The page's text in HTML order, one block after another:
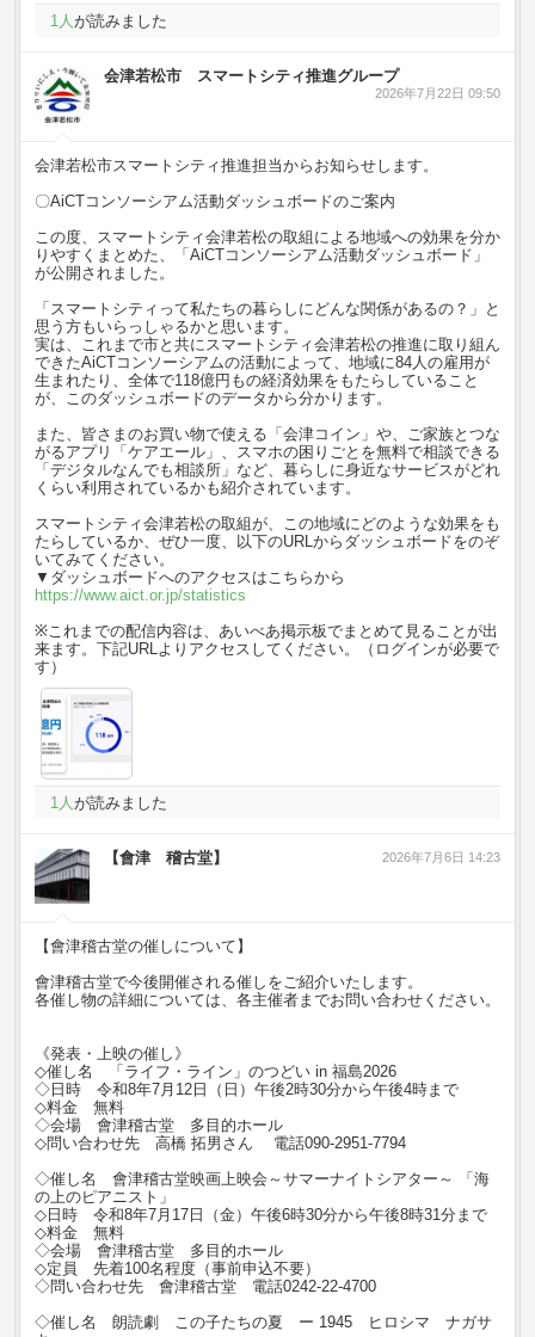
1人が読みました
会津若松市 スマートシティ推進グループ
2026年7月22日 09:50
会津若松市スマートシティ推進担当からお知らせします。
〇AiCTコンソーシアム活動ダッシュボードのご案内
この度、スマートシティ会津若松の取組による地域への効果を分か
りやすくまとめた、「AiCTコンソーシアム活動ダッシュボード」
が公開されました。
「スマートシティって私たちの暮らしにどんな関係があるの？」と
思う方もいらっしゃるかと思います。
実は、これまで市と共にスマートシティ会津若松の推進に取り組ん
できたAiCTコンソーシアムの活動によって、地域に84人の雇用が
生まれたり、全体で118億円もの経済効果をもたらしていること
が、このダッシュボードのデータから分かります。
また、皆さまのお買い物で使える「会津コイン」や、ご家族とつな
がるアプリ「ケアエール」、スマホの困りごとを無料で相談できる
「デジタルなんでも相談所」など、暮らしに身近なサービスがどれ
くらい利用されているかも紹介されています。
スマートシティ会津若松の取組が、この地域にどのような効果をも
たらしているか、ぜひ一度、以下のURLからダッシュボードをのぞ
いてみてください。
▼ダッシュボードへのアクセスはこちらから
https://www.aict.or.jp/statistics
※これまでの配信内容は、あいべあ掲示板でまとめて見ることが出
来ます。下記URLよりアクセスしてください。（ログインが必要で
す）
1 人 が読みました
【會津 稽古堂】 2026年7月6日 14:23
【會津稽古堂の催しについて】
會津稽古堂で今後開催される催しをご紹介いたします。
各催し物の詳細については、各主催者までお問い合わせください。
《発表・上映の催し》
◇催し名 「ライフ・ライン」のつどい in 福島2026
◇日時 令和8年7月12日（日）午後2時30分から午後4時まで
◇料金 無料
◇会場 會津稽古堂 多目的ホール
◇問い合わせ先 高橋 拓男さん 電話090-2951-7794
◇催し名 會津稽古堂映画上映会～サマーナイトシアター～ 「海
の上のピアニスト」
◇日時 令和8年7月17日（金）午後6時30分から午後8時31分まで
◇料金 無料
◇会場 會津稽古堂 多目的ホール
◇定員 先着100名程度（事前申込不要）
◇問い合わせ先 會津稽古堂 電話0242-22-4700
◇催し名 朗読劇 この子たちの夏 ー 1945 ヒロシマ ナガサ